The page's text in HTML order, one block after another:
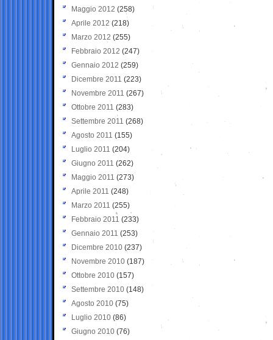
Maggio 2012 (258)
Aprile 2012 (218)
Marzo 2012 (255)
Febbraio 2012 (247)
Gennaio 2012 (259)
Dicembre 2011 (223)
Novembre 2011 (267)
Ottobre 2011 (283)
Settembre 2011 (268)
Agosto 2011 (155)
Luglio 2011 (204)
Giugno 2011 (262)
Maggio 2011 (273)
Aprile 2011 (248)
Marzo 2011 (255)
Febbraio 2011 (233)
Gennaio 2011 (253)
Dicembre 2010 (237)
Novembre 2010 (187)
Ottobre 2010 (157)
Settembre 2010 (148)
Agosto 2010 (75)
Luglio 2010 (86)
Giugno 2010 (76)